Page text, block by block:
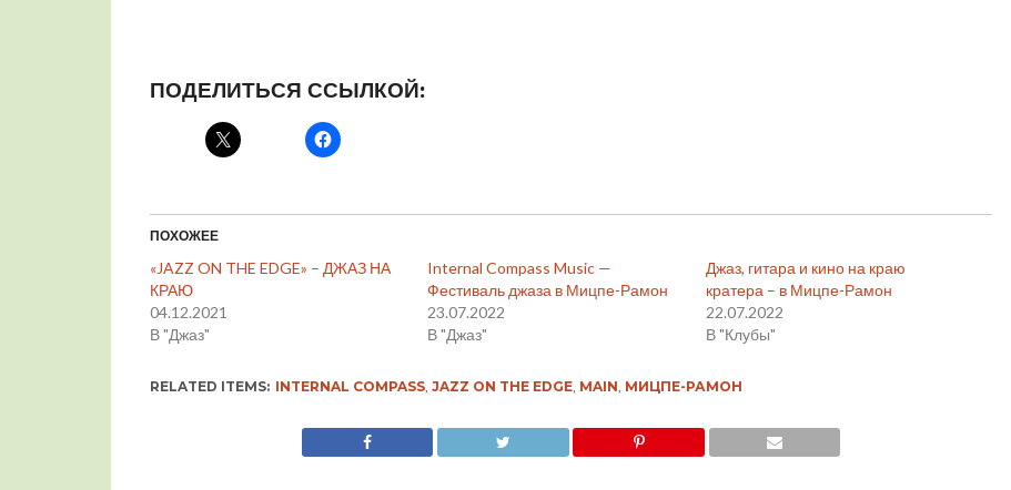
ПОДЕЛИТЬСЯ ССЫЛКОЙ:
ПОХОЖЕЕ
«JAZZ ON THE EDGE» – ДЖАЗ НА
КРАЮ
04.12.2021
В "Джаз"
Internal Compass Music —
Фестиваль джаза в Мицпе-Рамон
23.07.2022
В "Джаз"
Джаз, гитара и кино на краю
кратера – в Мицпе-Рамон
22.07.2022
В "Клубы"
RELATED ITEMS: INTERNAL COMPASS, JAZZ ON THE EDGE, MAIN, МИЦПЕ-РАМОН